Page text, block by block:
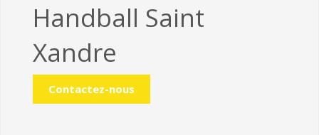
Handball Saint
Xandre
Contactez-nous